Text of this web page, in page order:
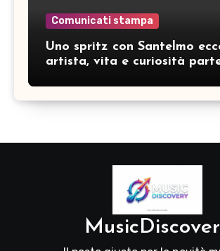
Comunicati stampa
Uno spritz con Santelmo
artista, vita e curiosità